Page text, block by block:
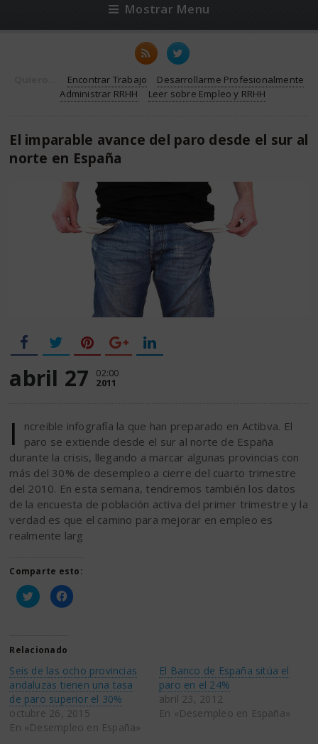
Mostrar Menu
Encontrar Trabajo
Desarrollarme Profesionalmente
Administrar RRHH
Leer sobre Empleo y RRHH
El imparable avance del paro desde el sur al
norte en España
abril 27 02:00
2011
I
ncreible infografía la que han preparado en Actibva. El
paro se extiende desde el sur al norte de España
durante la crisis, llegando a marcar algunas provincias con
más del 30% de desempleo a cierre del cuarto trimestre
del 2010. En esta semana, tendremos también los datos
de la encuesta de población activa del primer trimestre y la
verdad es que el camino para mejorar en empleo es
realmente larg
Comparte esto:
Haz
clic
(Se
abre
una
ventana
nueva)
Haz
clic
una
ventana
nueva)
Relacionado
Seis de las ocho provincias
andaluzas tienen una tasa
de paro superior el 30%
octubre 26, 2015
En «Desempleo en España»
El Banco de España sitúa el
paro en el 24%
abril 23, 2012
En «Desempleo en España»